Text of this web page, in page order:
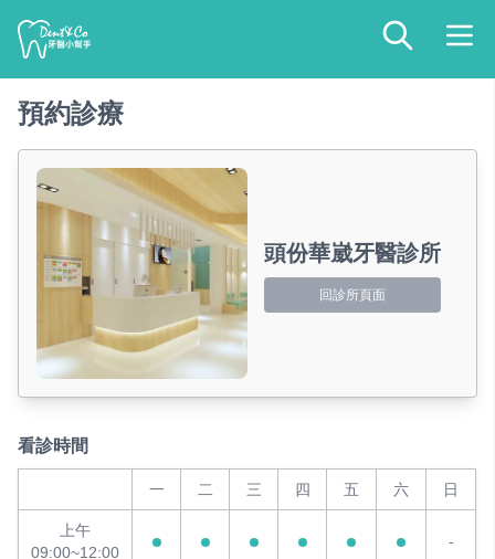
預約診療
頭份華崴牙醫診所
回診所頁面
看診時間
一 二 三 四 五 六 日
上午
09:00~12:00
-